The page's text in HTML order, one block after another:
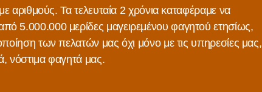
αριθμούς. Τα τελευταία 2 χρόνια καταφέραμε να
5.000.000 μερίδες μαγειρεμένου φαγητού ετησίως,
των πελατών μας όχι μόνο με τις υπηρεσίες μας,
νόστιμα φαγητά μας.